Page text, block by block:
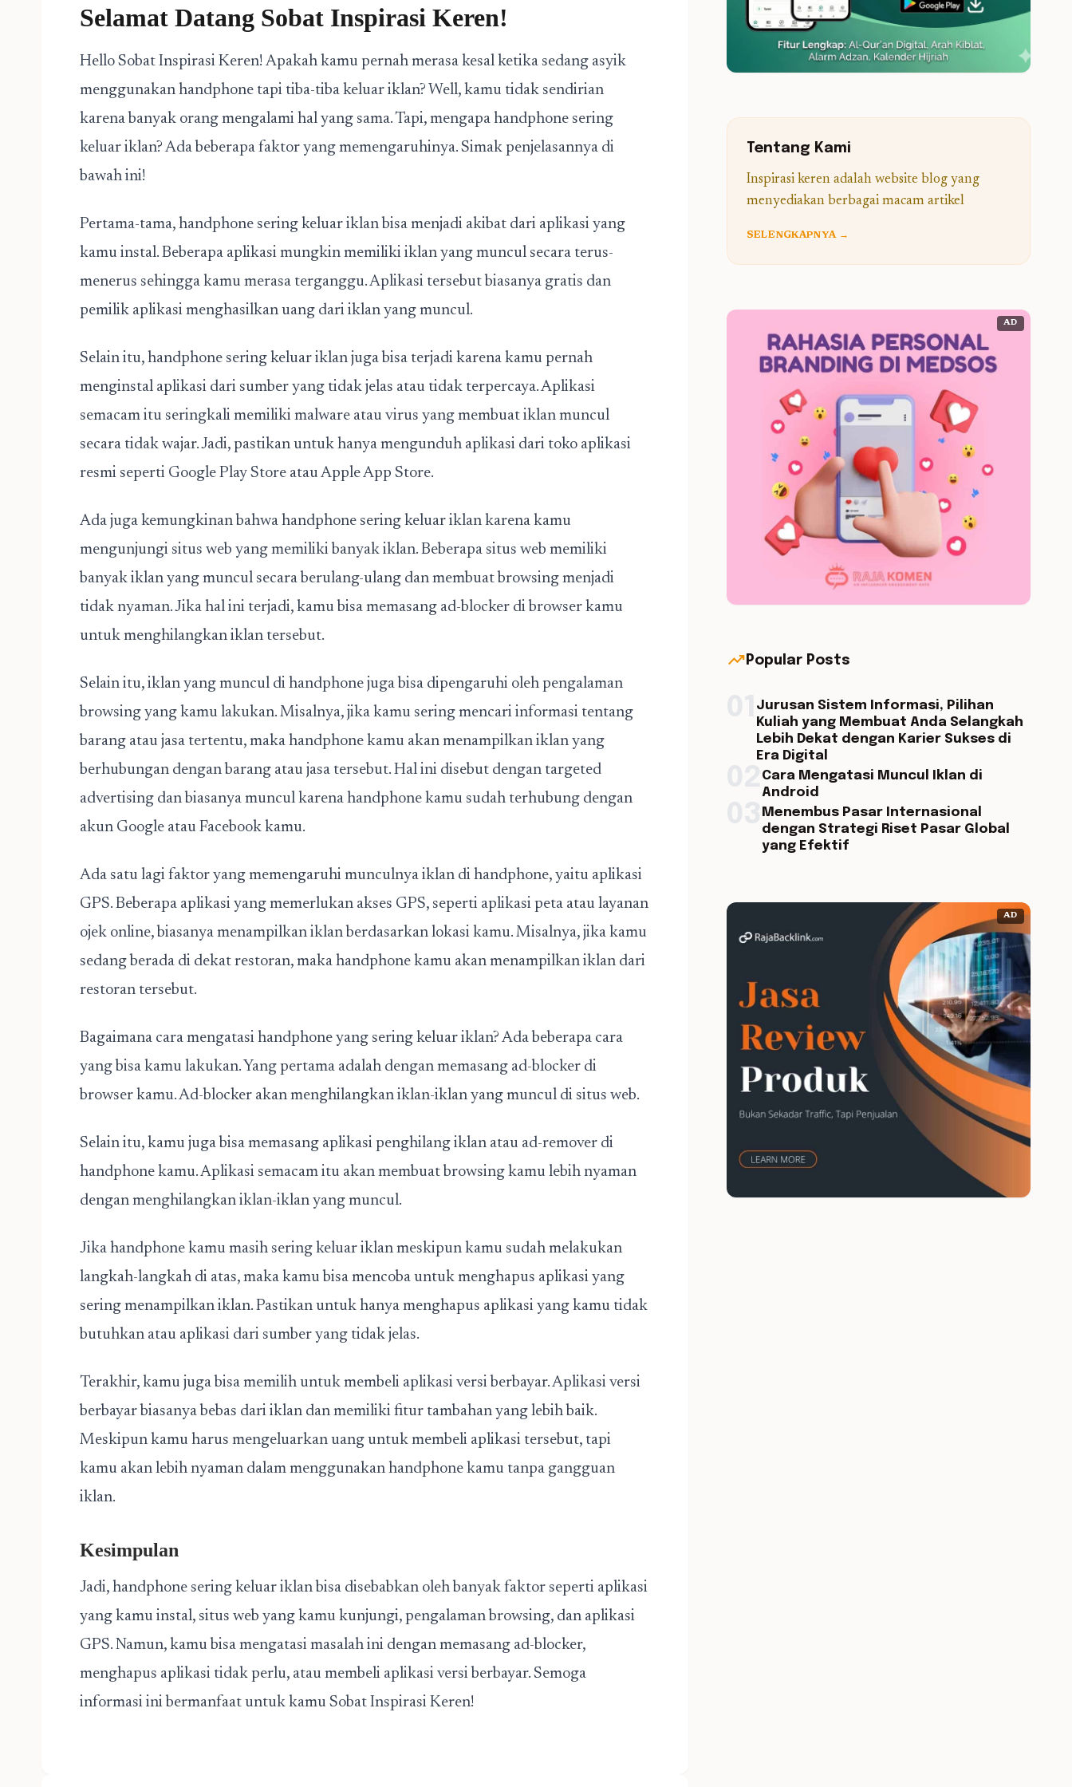
Selamat Datang Sobat Inspirasi Keren!
Hello Sobat Inspirasi Keren! Apakah kamu pernah merasa kesal ketika sedang asyik
menggunakan handphone tapi tiba-tiba keluar iklan? Well, kamu tidak sendirian
karena banyak orang mengalami hal yang sama. Tapi, mengapa handphone sering
keluar iklan? Ada beberapa faktor yang memengaruhinya. Simak penjelasannya di
bawah ini!
Pertama-tama, handphone sering keluar iklan bisa menjadi akibat dari aplikasi yang
kamu instal. Beberapa aplikasi mungkin memiliki iklan yang muncul secara terus-
menerus sehingga kamu merasa terganggu. Aplikasi tersebut biasanya gratis dan
pemilik aplikasi menghasilkan uang dari iklan yang muncul.
Selain itu, handphone sering keluar iklan juga bisa terjadi karena kamu pernah
menginstal aplikasi dari sumber yang tidak jelas atau tidak terpercaya. Aplikasi
semacam itu seringkali memiliki malware atau virus yang membuat iklan muncul
secara tidak wajar. Jadi, pastikan untuk hanya mengunduh aplikasi dari toko aplikasi
resmi seperti Google Play Store atau Apple App Store.
Ada juga kemungkinan bahwa handphone sering keluar iklan karena kamu
mengunjungi situs web yang memiliki banyak iklan. Beberapa situs web memiliki
banyak iklan yang muncul secara berulang-ulang dan membuat browsing menjadi
tidak nyaman. Jika hal ini terjadi, kamu bisa memasang ad-blocker di browser kamu
untuk menghilangkan iklan tersebut.
Selain itu, iklan yang muncul di handphone juga bisa dipengaruhi oleh pengalaman
browsing yang kamu lakukan. Misalnya, jika kamu sering mencari informasi tentang
barang atau jasa tertentu, maka handphone kamu akan menampilkan iklan yang
berhubungan dengan barang atau jasa tersebut. Hal ini disebut dengan targeted
advertising dan biasanya muncul karena handphone kamu sudah terhubung dengan
akun Google atau Facebook kamu.
Ada satu lagi faktor yang memengaruhi munculnya iklan di handphone, yaitu aplikasi
GPS. Beberapa aplikasi yang memerlukan akses GPS, seperti aplikasi peta atau layanan
ojek online, biasanya menampilkan iklan berdasarkan lokasi kamu. Misalnya, jika kamu
sedang berada di dekat restoran, maka handphone kamu akan menampilkan iklan dari
restoran tersebut.
Bagaimana cara mengatasi handphone yang sering keluar iklan? Ada beberapa cara
yang bisa kamu lakukan. Yang pertama adalah dengan memasang ad-blocker di
browser kamu. Ad-blocker akan menghilangkan iklan-iklan yang muncul di situs web.
Selain itu, kamu juga bisa memasang aplikasi penghilang iklan atau ad-remover di
handphone kamu. Aplikasi semacam itu akan membuat browsing kamu lebih nyaman
dengan menghilangkan iklan-iklan yang muncul.
Jika handphone kamu masih sering keluar iklan meskipun kamu sudah melakukan
langkah-langkah di atas, maka kamu bisa mencoba untuk menghapus aplikasi yang
sering menampilkan iklan. Pastikan untuk hanya menghapus aplikasi yang kamu tidak
butuhkan atau aplikasi dari sumber yang tidak jelas.
Terakhir, kamu juga bisa memilih untuk membeli aplikasi versi berbayar. Aplikasi versi
berbayar biasanya bebas dari iklan dan memiliki fitur tambahan yang lebih baik.
Meskipun kamu harus mengeluarkan uang untuk membeli aplikasi tersebut, tapi
kamu akan lebih nyaman dalam menggunakan handphone kamu tanpa gangguan
iklan.
Kesimpulan
Jadi, handphone sering keluar iklan bisa disebabkan oleh banyak faktor seperti aplikasi
yang kamu instal, situs web yang kamu kunjungi, pengalaman browsing, dan aplikasi
GPS. Namun, kamu bisa mengatasi masalah ini dengan memasang ad-blocker,
menghapus aplikasi tidak perlu, atau membeli aplikasi versi berbayar. Semoga
informasi ini bermanfaat untuk kamu Sobat Inspirasi Keren!
Tentang Kami
Inspirasi keren adalah website blog yang
menyediakan berbagai macam artikel
SELENGKAPNYA →
AD
trending_up Popular Posts
Jurusan Sistem Informasi, Pilihan
Kuliah yang Membuat Anda Selangkah
Lebih Dekat dengan Karier Sukses di
Era Digital
Cara Mengatasi Muncul Iklan di
Android
Menembus Pasar Internasional
dengan Strategi Riset Pasar Global
yang Efektif
AD